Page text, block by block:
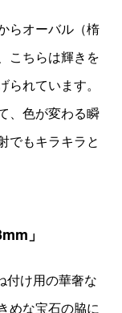
らオーバル（楕
こちらは輝きを
れています。
、色が変わる瞬
でもキラキラと
」
付け用の華奢な
めな宝石の脇に